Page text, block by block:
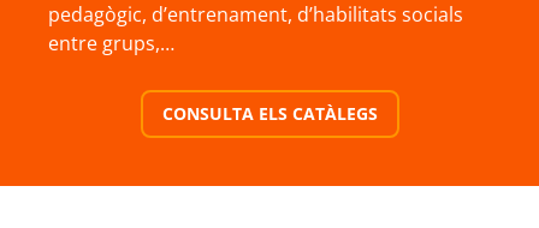
pedagògic, d’entrenament, d’habilitats socials
entre grups,…
CONSULTA ELS CATÀLEGS